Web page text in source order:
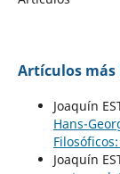
Artículos
Joaquín
Hans-
Joaquín